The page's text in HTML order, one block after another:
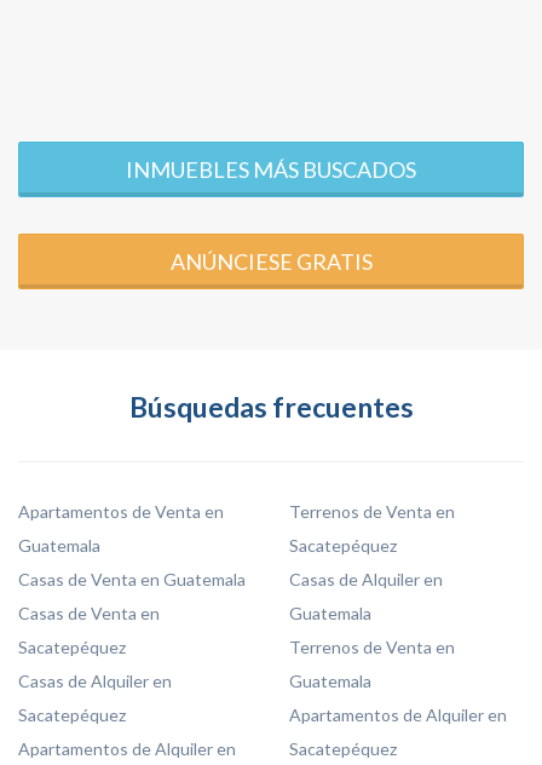
INMUEBLES MÁS BUSCADOS
ANÚNCIESE GRATIS
Búsquedas frecuentes
Apartamentos de Venta en
Guatemala
Casas de Venta en Guatemala
Casas de Venta en
Sacatepéquez
Casas de Alquiler en
Sacatepéquez
Apartamentos de Alquiler en
Terrenos de Venta en
Sacatepéquez
Casas de Alquiler en
Guatemala
Terrenos de Venta en
Guatemala
Apartamentos de Alquiler en
Sacatepéquez